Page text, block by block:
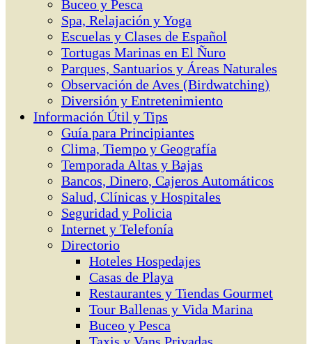
Buceo y Pesca
Spa, Relajación y Yoga
Escuelas y Clases de Español
Tortugas Marinas en El Ñuro
Parques, Santuarios y Áreas Naturales
Observación de Aves (Birdwatching)
Diversión y Entretenimiento
Información Útil y Tips
Guía para Principiantes
Clima, Tiempo y Geografía
Temporada Altas y Bajas
Bancos, Dinero, Cajeros Automáticos
Salud, Clínicas y Hospitales
Seguridad y Policia
Internet y Telefonía
Directorio
Hoteles Hospedajes
Casas de Playa
Restaurantes y Tiendas Gourmet
Tour Ballenas y Vida Marina
Buceo y Pesca